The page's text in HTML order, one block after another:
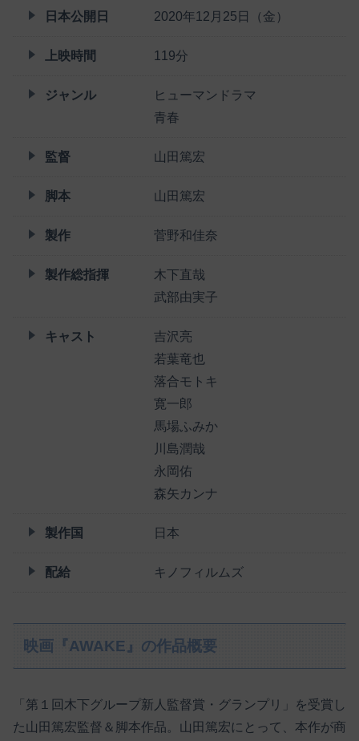
日本公開日 2020年12月25日（金）
上映時間 119分
ジャンル
ヒューマンドラマ
青春
監督 山田篤宏
脚本 山田篤宏
製作 菅野和佳奈
製作総指揮
木下直哉
武部由実子
キャスト
吉沢亮
若葉竜也
落合モトキ
寛一郎
馬場ふみか
川島潤哉
永岡佑
森矢カンナ
製作国 日本
配給 キノフィルムズ
映画『AWAKE』の作品概要
「第１回木下グループ新人監督賞・グランプリ」を受賞し
た山田篤宏監督＆脚本作品。山田篤宏にとって、本作が商